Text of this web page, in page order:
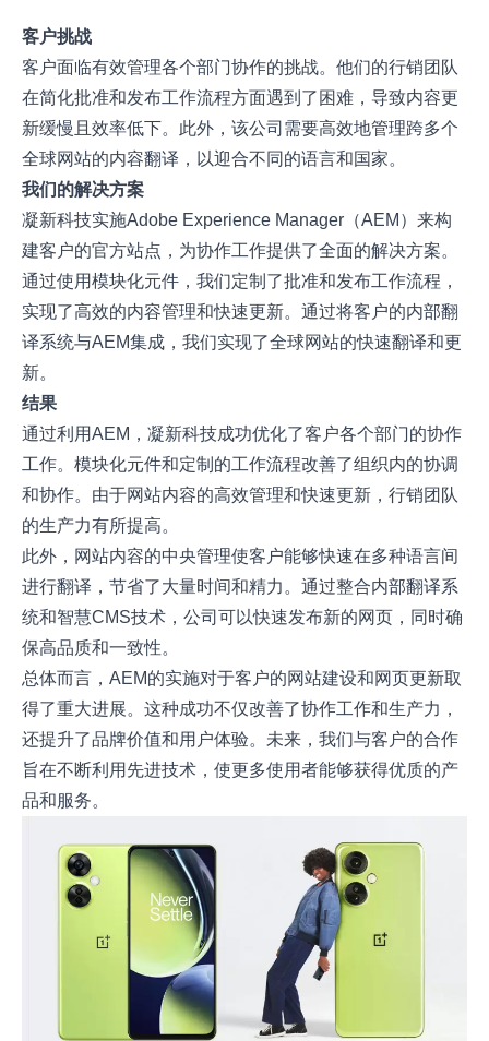
客户挑战
客户面临有效管理各个部门协作的挑战。他们的行销团队
在简化批准和发布工作流程方面遇到了困难，导致内容更
新缓慢且效率低下。此外，该公司需要高效地管理跨多个
全球网站的内容翻译，以迎合不同的语言和国家。
我们的解决方案
凝新科技实施Adobe Experience Manager（AEM）来构
建客户的官方站点，为协作工作提供了全面的解决方案。
通过使用模块化元件，我们定制了批准和发布工作流程，
实现了高效的内容管理和快速更新。通过将客户的内部翻
译系统与AEM集成，我们实现了全球网站的快速翻译和更
新。
结果
通过利用AEM，凝新科技成功优化了客户各个部门的协作
工作。模块化元件和定制的工作流程改善了组织内的协调
和协作。由于网站内容的高效管理和快速更新，行销团队
的生产力有所提高。
此外，网站内容的中央管理使客户能够快速在多种语言间
进行翻译，节省了大量时间和精力。通过整合内部翻译系
统和智慧CMS技术，公司可以快速发布新的网页，同时确
保高品质和一致性。
总体而言，AEM的实施对于客户的网站建设和网页更新取
得了重大进展。这种成功不仅改善了协作工作和生产力，
还提升了品牌价值和用户体验。未来，我们与客户的合作
旨在不断利用先进技术，使更多使用者能够获得优质的产
品和服务。